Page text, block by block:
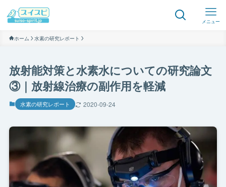
メニュー
ホーム 水素の研究レポート
放射能対策と水素水についての研究論文
③｜放射線治療の副作用を軽減
水素の研究レポート 2020-09-24